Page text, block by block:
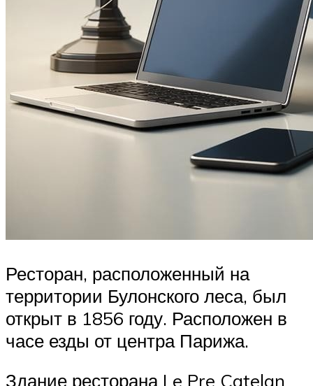
Ресторан, расположенный на
территории Булонского леса, был
открыт в 1856 году. Расположен в
часе езды от центра Парижа.
Здание ресторана Le Pre Catelan